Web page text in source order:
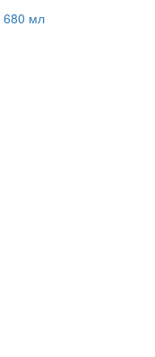
680 мл